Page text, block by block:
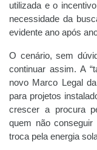
utilizada e o
necessidade da
evidente ano após
O cenário, sem
continuar assim. A
novo Marco Legal
para projetos
crescer a procura
quem não
troca pela energia